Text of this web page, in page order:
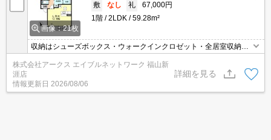
画像：21枚
敷
なし 礼
67,000円
1階
2LDK 59.28m²
収納はシューズボックス・ウォークインクロゼット・全居室収納な
ど豊富なので、広々と空間を利用することも可能です。宅配ボック
スがあればいつでも荷物を受け取ることができるので、配達時間に
拘束されることなく生活することができます。直接会わずにインタ
ーホン越しに来訪者を確認できるので、トラブルを事前に回避しや
すくなります。
株式会社アークス エイブルネットワーク 福山新
涯店
情報更新日 2026/08/06
詳細を見る